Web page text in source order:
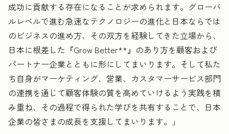
成功に貢献する存在になることが求められます。グローバ
ルレベルで進む急速なテクノロジーの進化と日本ならでは
のビジネスの進め方、その双方を経験してきた立場から、
日本に根差した『Grow Better**』のあり方を顧客および
パートナー企業とともに形にしてまいります。そして私た
ち自身がマーケティング、営業、カスタマーサービス部門
の連携を通じて顧客体験の質を高めていけるよう実践を積
み重ね、その過程で得られた学びを共有することで、日本
企業の皆さまの成長を支援してまいります。」